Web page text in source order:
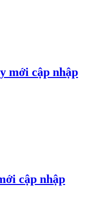
mới cập nhập
cập nhập